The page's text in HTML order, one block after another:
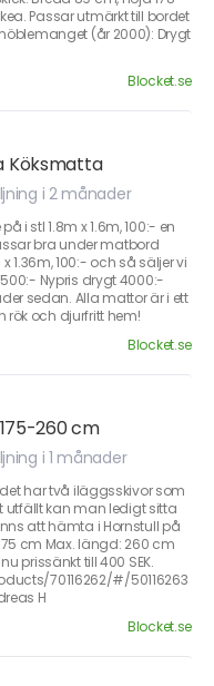
Passar utmärkt till bordet
(år 2000): Drygt
Blocket.se
Köksmatta
i 2 månader
i stl 1.8m x 1.6m, 100:- en
bra under matbord
1.36m, 100:- och så säljer vi
Nypris drygt 4000:-
sedan. Alla mattor är i ett
rök och djurfritt hem!
Blocket.se
260 cm
i 1 månader
har två iläggsskivor som
utfällt kan man ledigt sitta
att hämta i Hornstull på
cm Max. längd: 260 cm
prissänkt till 400 SEK.
70116262/#/50116263
H
Blocket.se